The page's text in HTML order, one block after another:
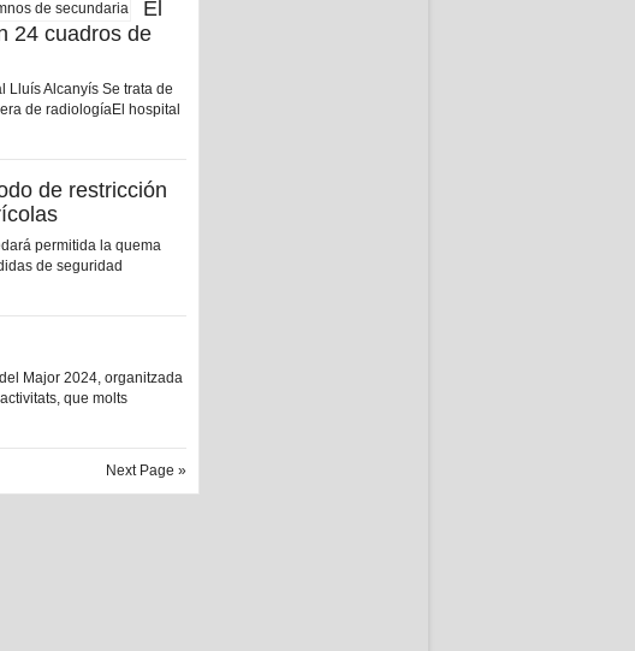
El
24 cuadros de
Lluís Alcanyís Se trata de
de radiologíaEl hospital
de restricción
permitida la quema
de seguridad
Major 2024, organitzada
que molts
Next Page »